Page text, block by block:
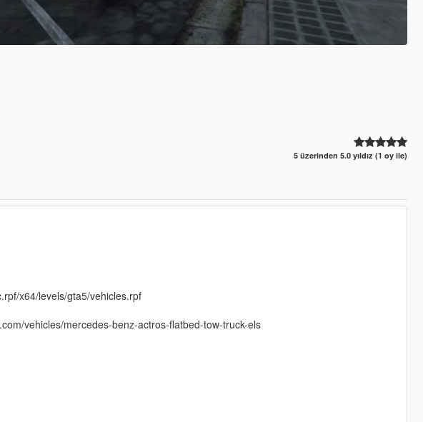
5 üzerinden 5.0 yıldız (1 oy ile)
x64/levels/gta5/vehicles.rpf
vehicles/mercedes-benz-actros-flatbed-tow-truck-els